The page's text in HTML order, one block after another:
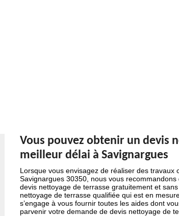
Vous pouvez obtenir un devis
meilleur délai à Savignargues
Lorsque vous envisagez de réaliser des
Savignargues 30350, nous vous
devis nettoyage de terrasse gratuitement et
nettoyage de terrasse qualifiée qui est en
s’engage à vous fournir toutes les aides dont
parvenir votre demande de devis nettoyage de